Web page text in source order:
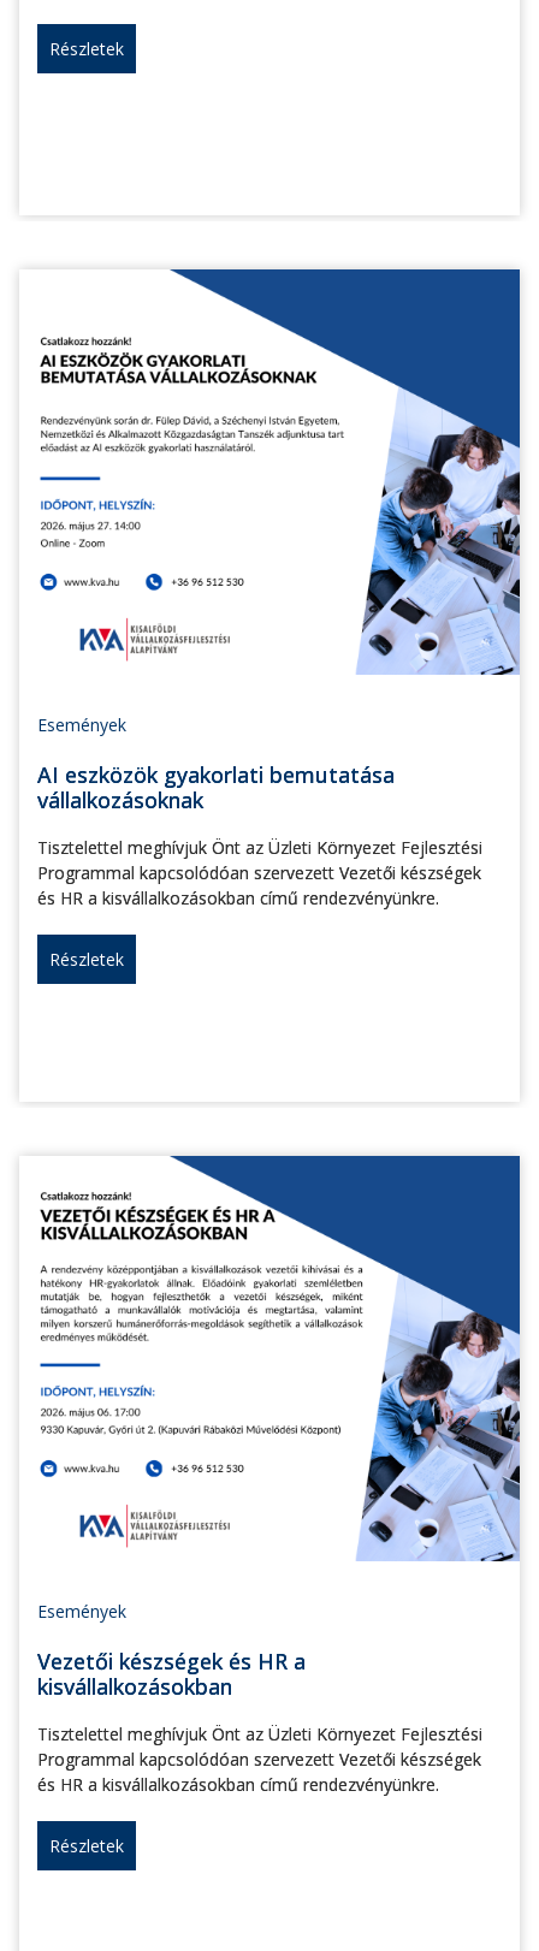
Részletek
Események
AI eszközök gyakorlati bemutatása
vállalkozásoknak
Tisztelettel meghívjuk Önt az Üzleti Környezet Fejlesztési
Programmal kapcsolódóan szervezett Vezetői készségek
és HR a kisvállalkozásokban című rendezvényünkre.
Részletek
Események
Vezetői készségek és HR a
kisvállalkozásokban
Tisztelettel meghívjuk Önt az Üzleti Környezet Fejlesztési
Programmal kapcsolódóan szervezett Vezetői készségek
és HR a kisvállalkozásokban című rendezvényünkre.
Részletek